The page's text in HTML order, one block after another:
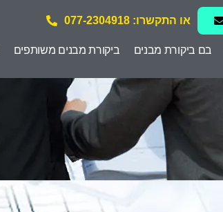
או התקשרו: 077-2304918
בם ביקורת מבנים ביקורת מבנים משותפים